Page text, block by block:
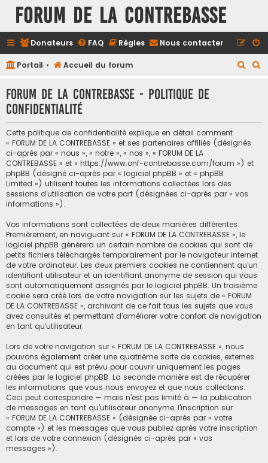
FORUM DE LA CONTREBASSE
Donateurs FAQ Règles Nous contacter
Portail Accueil du forum
r
FORUM DE LA CONTREBASSE - Politique de
confidentialité
Cette politique de confidentialité explique en détail comment
« FORUM DE LA CONTREBASSE » et ses partenaires affiliés (désignés
ci-après par « nous », « notre », « nos », « FORUM DE LA
CONTREBASSE » et « https://www.onf-contrebasse.com/forum ») et
phpBB (désigné ci-après par « logiciel phpBB » et « phpBB
Limited ») utilisent toutes les informations collectées lors des
sessions d’utilisation de votre part (désignées ci-après par « vos
informations »).
Vos informations sont collectées de deux manières différentes.
Premièrement, en naviguant sur « FORUM DE LA CONTREBASSE », le
logiciel phpBB génèrera un certain nombre de cookies qui sont de
petits fichiers téléchargés temporairement par le navigateur internet
de votre ordinateur. Les deux premiers cookies ne contiennent qu’un
identifiant utilisateur et un identifiant anonyme de session qui vous
sont automatiquement assignés par le logiciel phpBB. Un troisième
cookie sera créé lors de votre navigation sur les sujets de « FORUM
DE LA CONTREBASSE », archivant de ce fait tous les sujets que vous
avez consultés et permettant d’améliorer votre confort de navigation
en tant qu’utilisateur.
Lors de votre navigation sur « FORUM DE LA CONTREBASSE », nous
pouvons également créer une quatrième sorte de cookies, externes
au document qui est prévu pour couvrir uniquement les pages
créées par le logiciel phpBB. La seconde manière est de récupérer
les informations que vous nous envoyez et que nous collectons.
Ceci peut correspondre — mais n’est pas limité à — la publication
de messages en tant qu’utilisateur anonyme, l’inscription sur
« FORUM DE LA CONTREBASSE » (désignée ci-après par « votre
compte ») et les messages que vous publiez après votre inscription
et lors de votre connexion (désignés ci-après par « vos
messages »).